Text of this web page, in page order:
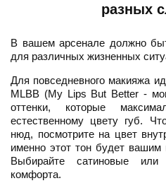
разных
В вашем арсенале должно
для различных жизненных
Для повседневного макияжа
MLBB (My Lips But Better -
оттенки, которые
естественному цвету губ.
нюд, посмотрите на цвет
именно этот тон будет вашим
Выбирайте сатиновые
комфорта.